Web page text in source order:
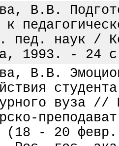
В.В.
к
пед. наук /
1993. - 24
В.В.
вуза //
(18 - 20